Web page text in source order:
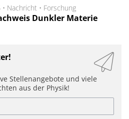
Nachricht • Forschung
Dunkler Materie
Stellenangebote und viele
aus der Physik!